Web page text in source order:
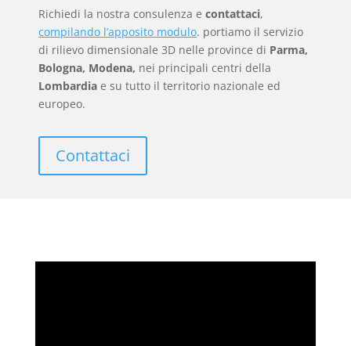
Richiedi la nostra consulenza econtattaci,
compilando l’apposito modulo. portiamo il servizio
di rilievo dimensionale 3D nelle province di Parma,
Bologna, Modena, nei principali centri della
Lombardia e su tutto il territorio nazionale ed
europeo.
Contattaci